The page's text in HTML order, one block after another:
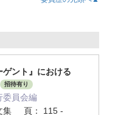
ント』における
招待有り
委員会編
集 頁： 115 -